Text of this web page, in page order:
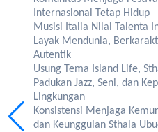
Internasional Tetap Hidup
Musisi Italia Nilai Talenta
Layak Mendunia,
Autentik
Usung Tema Island Life,
Padukan Jazz, Seni, dan
Lingkungan
Konsistensi Menjaga
dan Keunggulan Sthala